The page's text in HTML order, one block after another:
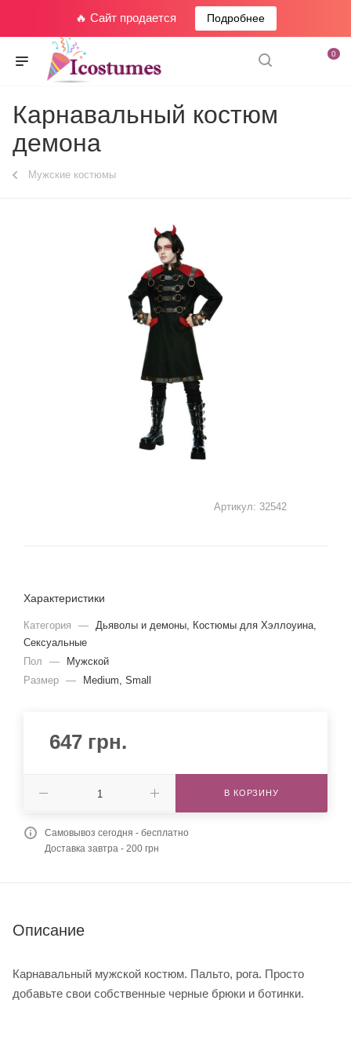
🔥 Сайт продается Подробнее
0
Карнавальный костюм
демона
Мужские костюмы
Артикул: 32542
Характеристики
Категория — Дьяволы и демоны, Костюмы для Хэллоуина,
Сексуальные
Пол
—
Мужской
Размер — Medium, Small
647 грн.
В КОРЗИНУ
Самовывоз сегодня - бесплатно
Доставка завтра - 200 грн
Описание
Карнавальный мужской костюм. Пальто, рога. Просто
добавьте свои собственные черные брюки и ботинки.